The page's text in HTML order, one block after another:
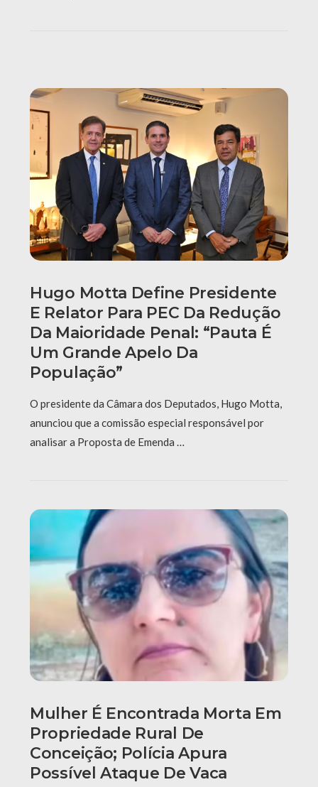
Hugo Motta Define Presidente
E Relator Para PEC Da Redução
Da Maioridade Penal: “Pauta É
Um Grande Apelo Da
População”
O presidente da Câmara dos Deputados, Hugo Motta,
anunciou que a comissão especial responsável por
analisar a Proposta de Emenda …
Mulher É Encontrada Morta Em
Propriedade Rural De
Conceição; Polícia Apura
Possível Ataque De Vaca